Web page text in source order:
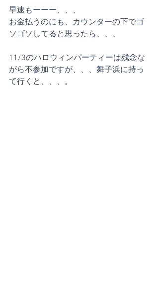
早速もーーー、、、
お金払うのにも、カウンターの下でゴ
ソゴソしてると思ったら、、、
11/3のハロウィンパーティーは残念な
がら不参加ですが、、、舞子浜に持っ
て行くと、、、。